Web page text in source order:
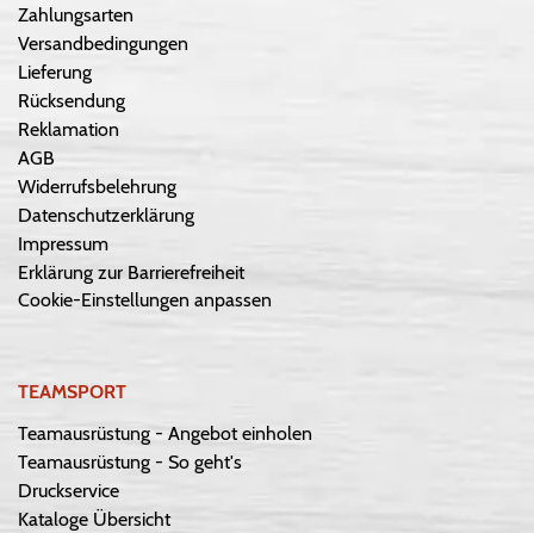
Zahlungsarten
Versandbedingungen
Lieferung
Rücksendung
Reklamation
AGB
Widerrufsbelehrung
Datenschutzerklärung
Impressum
Erklärung zur Barrierefreiheit
Cookie-Einstellungen anpassen
TEAMSPORT
Teamausrüstung - Angebot einholen
Teamausrüstung - So geht's
Druckservice
Kataloge Übersicht